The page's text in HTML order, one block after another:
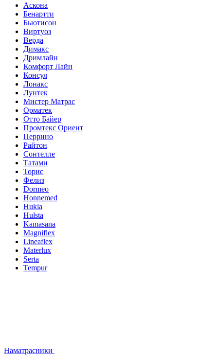
Аскона
Бенартти
Бьютисон
Виртуоз
Верда
Димакс
Дримлайн
Комфорт Лайн
Консул
Лонакс
Лунтек
Мистер Матрас
Орматек
Отто Байер
Промтекс Ориент
Перрино
Райтон
Сонтелле
Татами
Торис
Фелиз
Dormeo
Honnemed
Hukla
Hulsta
Kamasana
Magniflex
Lineaflex
Materlux
Serta
Tempur
Наматрасники